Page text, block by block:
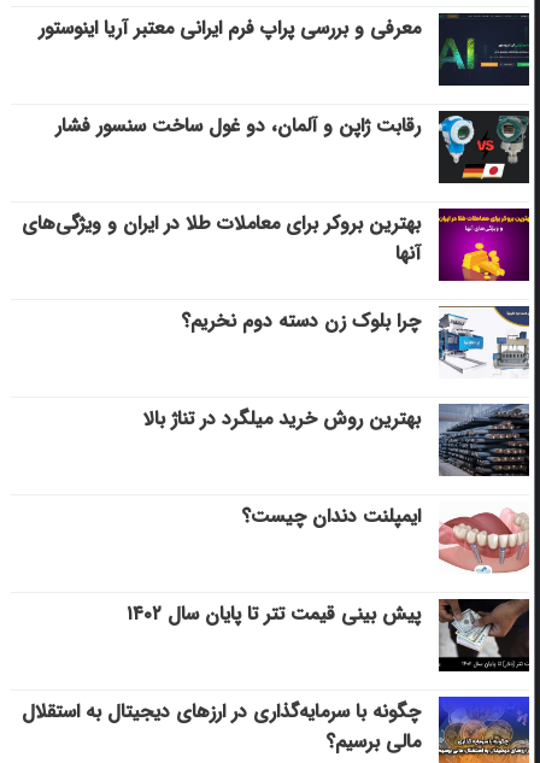
معرفی و بررسی پراپ فرم ایرانی معتبر آریا اینوستور
رقابت ژاپن و آلمان، دو غول ساخت سنسور فشار
بهترین بروکر برای معاملات طلا در ایران و ویژگی‌های
آنها
چرا بلوک زن دسته دوم نخریم؟
بهترین روش خرید میلگرد در تناژ بالا
ایمپلنت دندان چیست؟
پیش بینی قیمت تتر تا پایان سال ۱۴۰۲
چگونه با سرمایه‌گذاری در ارزهای دیجیتال به استقلال
مالی برسیم؟